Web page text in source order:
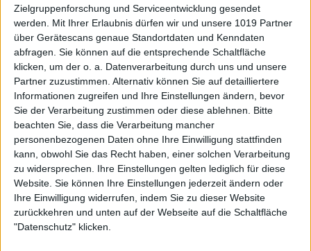
Zielgruppenforschung und Serviceentwicklung gesendet
werden.
Mit Ihrer Erlaubnis dürfen wir und unsere 1019 Partner
über Gerätescans genaue Standortdaten und Kenndaten
abfragen. Sie können auf die entsprechende Schaltfläche
klicken, um der o. a. Datenverarbeitung durch uns und unsere
Partner zuzustimmen. Alternativ können Sie auf detailliertere
Informationen zugreifen und Ihre Einstellungen ändern, bevor
Sie der Verarbeitung zustimmen oder diese ablehnen.
Bitte
beachten Sie, dass die Verarbeitung mancher
personenbezogenen Daten ohne Ihre Einwilligung stattfinden
kann, obwohl Sie das Recht haben, einer solchen Verarbeitung
zu widersprechen. Ihre Einstellungen gelten lediglich für diese
Website. Sie können Ihre Einstellungen jederzeit ändern oder
Ihre Einwilligung widerrufen, indem Sie zu dieser Website
zurückkehren und unten auf der Webseite auf die Schaltfläche
"Datenschutz" klicken.